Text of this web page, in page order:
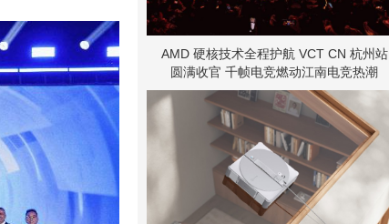
AMD 硬核技术全程护航 VCT CN 杭州站
圆满收官 千帧电竞燃动江南电竞热潮